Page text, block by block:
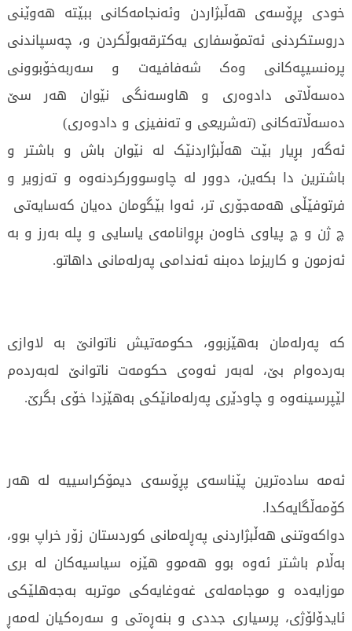
خودی پڕۆسەی هەڵبژاردن وئەنجامەکانی ببێتە هەوێنی
دروستکردنی ئەتمۆسفاری یەکترقەبوڵکردن و، چەسپاندنی
پرەنسیپەکانی وەک شەفافیەت و سەربەخۆبوونی
دەسەڵاتی دادوەری و هاوسەنگی نێوان هەر سێ
دەسەڵاتەکانی (تەشریعی و تەنفیزی و دادوەری)
ئەگەر بڕیار بێت هەڵبژاردنێک لە نێوان باش و باشتر و
باشترین دا بکەین، دوور لە چاوسوورکردنەوە و تەزویر و
فرتوفێڵی هەمەجۆری تر، ئەوا بێگومان دەیان کەسایەتی
چ ژن و چ پیاوی خاوەن بڕوانامەی یاسایی و پلە بەرز و بە
ئەزمون و کاریزما دەبنە ئەندامی پەرلەمانی داهاتو.
کە پەرلەمان بەهێزبوو، حکومەتیش ناتوانێ بە لاوازی
بەردەوام بێ، لەبەر ئەوەی حکومەت ناتوانێ لەبەردەم
لێپرسینەوە و چاودێری پەرلەمانێکی بەهێزدا خۆی بگرێ.
ئەمە سادەترین پێناسەی پڕۆسەی دیمۆکراسییە لە هەر
کۆمەڵگایەکدا.
دواکەوتنی هەڵبژاردنی پەڕلەمانی کوردستان زۆر خراپ بوو،
بەڵام باشتر ئەوە بوو هەموو هێزە سیاسیەکان لە بری
موزایەدە و موجامەلەی غەوغایەکی موتربە بەجەهلێکی
ئایدۆلۆژی، پرسیاری جددی و بنەڕەتی و سەرەکیان لەمەڕ